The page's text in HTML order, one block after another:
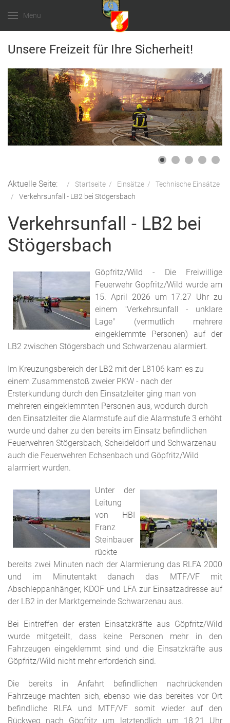
Menu
Unsere Freizeit für Ihre Sicherheit!
Aktuelle Seite: Startseite Einsätze
Technische Einsätze
Verkehrsunfall - LB2 bei Stögersbach
Verkehrsunfall - LB2 bei
Stögersbach
Göpfritz/Wild - Die Freiwillige
Feuerwehr Göpfritz/Wild wurde am
15. April 2026 um 17.27 Uhr zu
einem "Verkehrsunfall - unklare
Lage" (vermutlich mehrere
eingeklemmte Personen) auf der
LB2 zwischen Stögersbach und Schwarzenau alarmiert.
Im Kreuzungsbereich der LB2 mit der L8106 kam es zu
einem Zusammenstoß zweier PKW - nach der
Ersterkundung durch den Einsatzleiter ging man von
mehreren eingeklemmten Personen aus, wodurch durch
den Einsatzleiter die Alarmstufe auf die Alarmstufe 3 erhöht
wurde und daher zu den bereits im Einsatz befindlichen
Feuerwehren Stögersbach, Scheideldorf und Schwarzenau
auch die Feuerwehren Echsenbach und Göpfritz/Wild
alarmiert wurden.
Unter der
Leitung
von HBI
Franz
Steinbauer
rückte
bereits zwei Minuten nach der Alarmierung das RLFA 2000
und im Minutentakt danach das MTF/VF mit
Abschleppanhänger, KDOF und LFA zur Einsatzadresse auf
der LB2 in der Marktgemeinde Schwarzenau aus.
Bei Eintreffen der ersten Einsatzkräfte aus Göpfritz/Wild
wurde mitgeteilt, dass keine Personen mehr in den
Fahrzeugen eingeklemmt sind und die Einsatzkräfte aus
Göpfritz/Wild nicht mehr erforderich sind.
Die bereits in Anfahrt befindlichen nachrückenden
Fahrzeuge machten sich, ebenso wie das bereites vor Ort
befindliche RLFA und MTF/VF somit wieder auf den
Rückweg nach Göpfritz um letztendlich um 18.21 Uhr